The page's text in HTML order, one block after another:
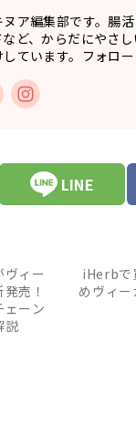
ア編集部です。腸
ど、からだにやさ
ています。フォロ
LINE
ィー
売！
ェーン
説
iHerbで
めヴィ